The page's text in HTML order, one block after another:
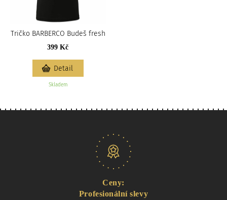
Tričko BARBERCO Budeš fresh
399 Kč
Skladem
Detail
Ceny:
Profesionální slevy